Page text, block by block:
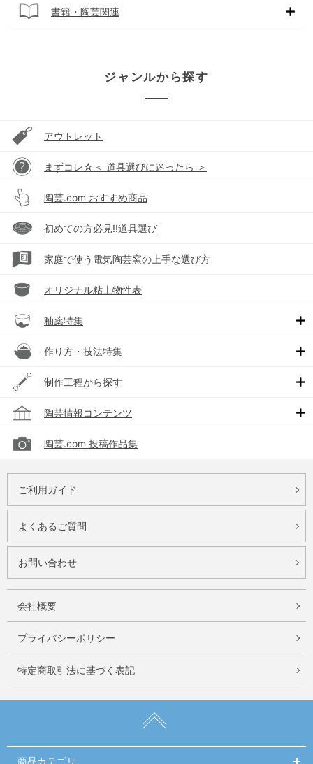
書籍・陶芸関連
ジャンルから探す
アウトレット
まずコレ☆＜ 道具選びに迷ったら ＞
陶芸.com おすすめ商品
初めての方必見!!道具選び
家庭で使う電気陶芸窯の上手な選び方
オリジナル粘土物性表
釉薬特集
作り方・技法特集
制作工程から探す
陶芸情報コンテンツ
陶芸.com 投稿作品集
ご利用ガイド
よくあるご質問
お問い合わせ
会社概要
プライバシーポリシー
特定商取引法に基づく表記
商品カテゴリ